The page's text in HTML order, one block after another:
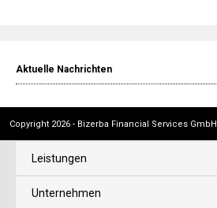
Aktuelle Nachrichten
Copyright 2026 - Bizerba Financial Services GmbH
Leistungen
Unternehmen